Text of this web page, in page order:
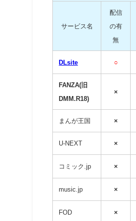
サービス名
配信
の有
無
DLsite ○
FANZA(旧
DMM.R18)
×
まんが王国 ×
U-NEXT ×
コミック.jp ×
music.jp ×
FOD ×